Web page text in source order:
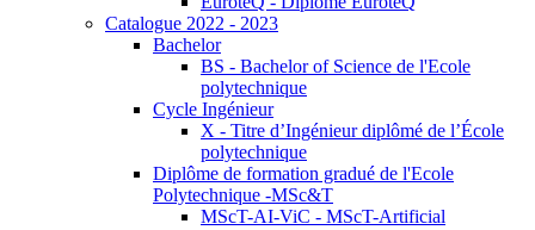
Catalogue 2022 - 2023
Bachelor
BS - Bachelor of Science de l'Ecole
polytechnique
Cycle Ingénieur
X - Titre d’Ingénieur diplômé de l’École
polytechnique
Diplôme de formation gradué de l'Ecole
Polytechnique -MSc&T
MScT-AI-ViC - MScT-Artificial